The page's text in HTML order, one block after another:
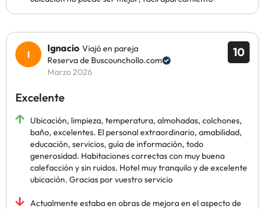
10
Ignacio Viajó en pareja
Reserva de Buscounchollo.com
Marzo 2026
Excelente
Ubicación, limpieza, temperatura, almohadas, colchones,
baño, excelentes. El personal extraordinario, amabilidad,
educación, servicios, guía de información, todo
generosidad. Habitaciones correctas con muy buena
calefacción y sin ruidos. Hotel muy tranquilo y de excelente
ubicación. Gracias por vuestro servicio
Actualmente estaba en obras de mejora en el aspecto de